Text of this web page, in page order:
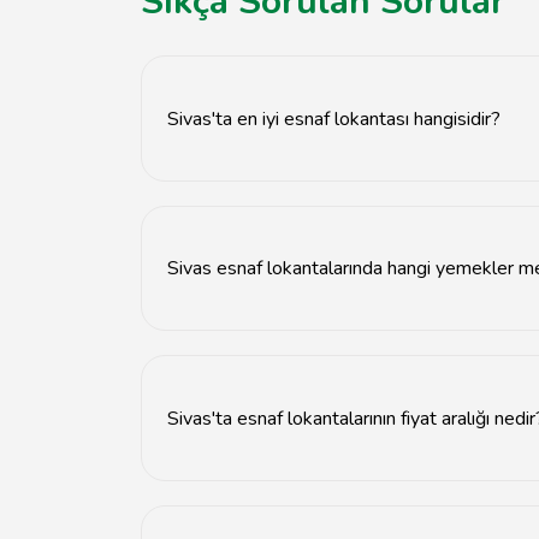
Sivas'ta en iyi esnaf lokantası hangisidir?
Sivas esnaf lokantalarında hangi yemekler
Sivas'ta esnaf lokantalarının fiyat aralığı